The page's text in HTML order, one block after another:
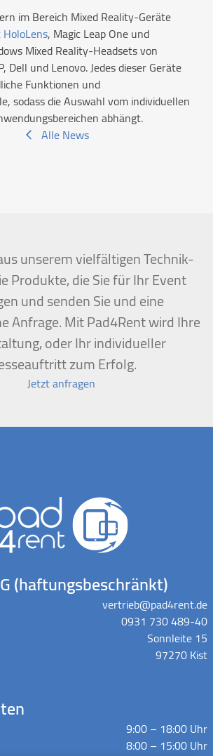
im Bereich Mixed Reality-Geräte
, Magic Leap One und
Mixed Reality-Headsets von
Dell und Lenovo. Jedes dieser Geräte
Funktionen und
sodass die Auswahl vom individuellen
abhängt.
Alle News
unserem vielfältigen Technik-
Produkte, die Sie für Ihr Event
und senden Sie und eine
Anfrage. Mit Pad4Rent wird Ihre
oder Ihr individueller
zum Erfolg.
Jetzt anfragen
(haftungsbeschränkt)
vertrieb@pad4rent.de
0931 730 489-40
Sonnleite 15
97270 Kist
9:00 – 18:00 Uhr
8:00 – 15:00 Uhr